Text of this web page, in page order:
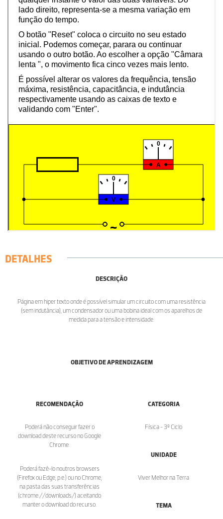
DETALHES
DESCRIÇÃO
Página em hiper texto onde é possível simular um circuito com uma resistência
(sem indutância), um condensador ou uma bobina ideal com os aparelhos de
medida para a tensão e intensidade.
OBJETIVO DE APRENDIZAGEM
RECOMENDAÇÃO
Poderá não conseguir fazer o
download deste recurso no Google
Chrome.
Poderá fazê-lo noutros browsers
(Firefox ou Edge, p.e.) ou no Chrome,
na pasta das suas transferências
(chrome://downloads/) aceitando
manter o download do recurso.
CATEGORIA
Física - 3º Ciclo
UNIDADE
Viver Melhor na Terra
TEMA